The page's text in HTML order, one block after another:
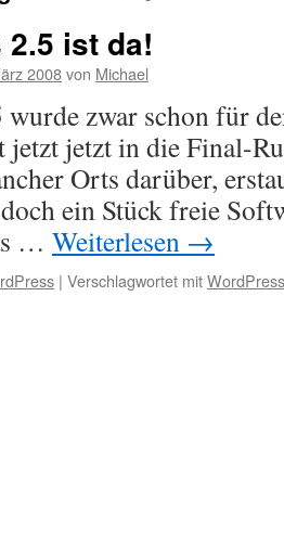
ist da!
2008von Michael
wurde zwar schon für
jetzt jetzt in die Final-
Orts darüber,
ein Stück freie
… Weiterlesen →
| Verschlagwortet mitWordPress